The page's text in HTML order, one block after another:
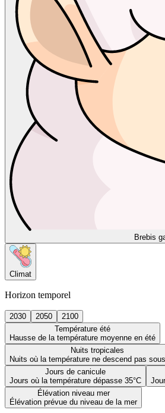
Brebis
Climat
Horizon temporel
2030 2050
2100
Température été
Hausse de la température moyenne en été
Nuits tropicales
Nuits où la température ne descend pas
Jours de canicule
Jours où la température dépasse 35°C
Élévation niveau mer
Élévation prévue du niveau de la mer